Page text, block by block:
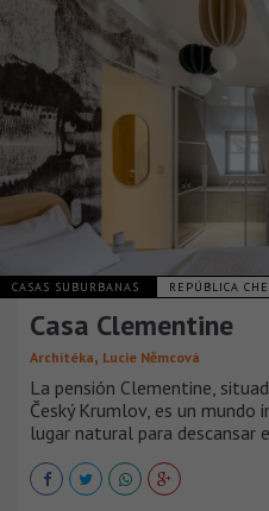
CASAS SUBURBANAS REPÚBLICA
Casa Clementine
Architéka, Lucie Němcová
La pensión Clementine,
Český Krumlov, es un
lugar natural para descansar